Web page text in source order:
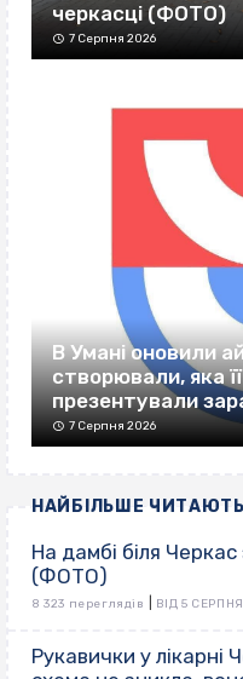
черкасці (ФОТО)
7 Серпня 2026
В Умані оновили
створювали, яка
презентували
7 Серпня 2026
НАЙБІЛЬШЕ ЧИТАЮТЬ
На дамбі біля
(ФОТО)
8 323 переглядів ВІД 5
Рукавички у лікарні